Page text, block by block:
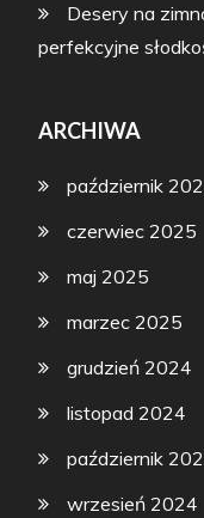
Desery na
perfekcyjne
ARCHIWA
październik
czerwiec 2025
maj 2025
marzec 2025
grudzień 2024
listopad 2024
październik
wrzesień 2024